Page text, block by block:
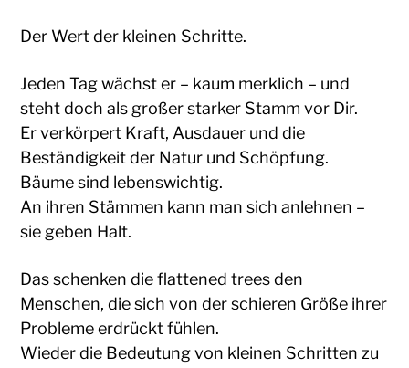
Der Wert der kleinen Schritte.
Jeden Tag wächst er – kaum merklich – und
steht doch als großer starker Stamm vor Dir.
Er verkörpert Kraft, Ausdauer und die
Beständigkeit der Natur und Schöpfung.
Bäume sind lebenswichtig.
An ihren Stämmen kann man sich anlehnen –
sie geben Halt.
Das schenken die flattened trees den
Menschen, die sich von der schieren Größe ihrer
Probleme erdrückt fühlen.
Wieder die Bedeutung von kleinen Schritten zu